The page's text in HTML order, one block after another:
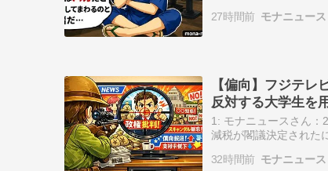
27時間前 モナニュース
【偏向】フジテ
反対する大学生を
1: モナニュースさん
減税が閣議決定された
32時間前 モナニュース